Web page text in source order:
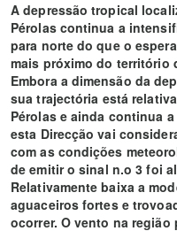
A depressão tropical
Pérolas continua a
para norte do que o
mais próximo do território
Embora a dimensão da
sua trajectória está
Pérolas e ainda continua
esta Direcção vai
com as condições
de emitir o sinal n.o 3 foi
Relativamente baixa a
aguaceiros fortes e
ocorrer. O vento na